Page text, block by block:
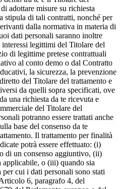
adottare misure su richiesta
stipula di tali contratti, nonché per
dalla normativa in materia di
dati personali saranno inoltre
legittimi del Titolare del
di legittime pretese contrattuali
al conto demo o dal Contratto
la sicurezza, la prevenzione
del Titolare del trattamento e
da quelli sopra specificati, ove
una richiesta da te ricevuta e
del Titolare del
potranno essere trattati anche
base del consenso da te
Il trattamento per finalità
potrà essere effettuato: (i)
di un consenso aggiuntivo, (ii)
applicabile, o (iii) quando sia
cui i dati personali sono stati
6, paragrafo 4, del